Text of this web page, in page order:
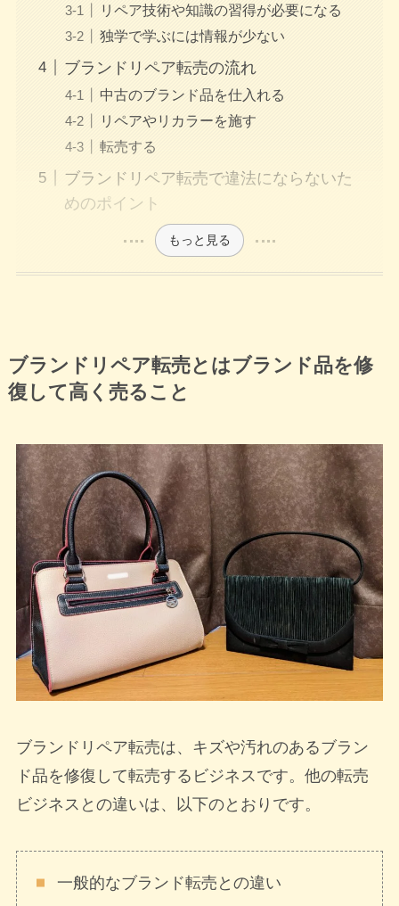
リペア技術や知識の習得が必要になる
独学で学ぶには情報が少ない
ブランドリペア転売の流れ
中古のブランド品を仕入れる
リペアやリカラーを施す
転売する
ブランドリペア転売で違法にならないた
めのポイント
もっと見る
ブランドリペア転売とはブランド品を修
復して高く売ること
ブランドリペア転売は、キズや汚れのあるブラン
ド品を修復して転売するビジネスです。他の転売
ビジネスとの違いは、以下のとおりです。
一般的なブランド転売との違い